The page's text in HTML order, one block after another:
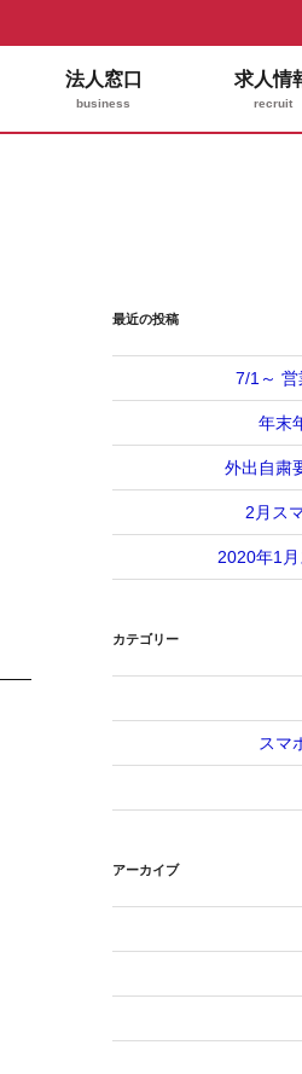
法人窓口
business
求人情
recruit
最近の投稿
7/1～
年末
外出自粛
2月ス
2020年1
カテゴリー
スマ
アーカイブ